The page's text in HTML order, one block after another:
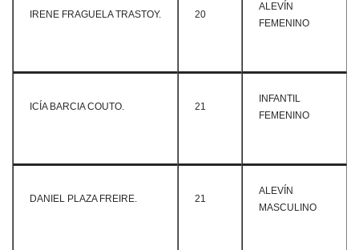
IRENE FRAGUELA TRASTOY. 20
ALEVÍN
FEMENINO
ICÍA BARCIA COUTO. 21
INFANTIL
FEMENINO
DANIEL PLAZA FREIRE. 21
ALEVÍN
MASCULINO